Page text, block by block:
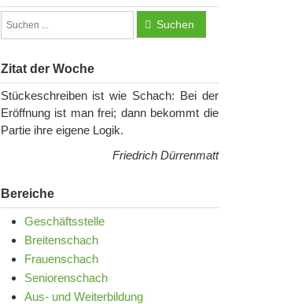
Suchen
Zitat der Woche
Stückeschreiben ist wie Schach: Bei der
Eröffnung ist man frei; dann bekommt die
Partie ihre eigene Logik.
Friedrich Dürrenmatt
Bereiche
Geschäftsstelle
Breitenschach
Frauenschach
Seniorenschach
Aus- und Weiterbildung